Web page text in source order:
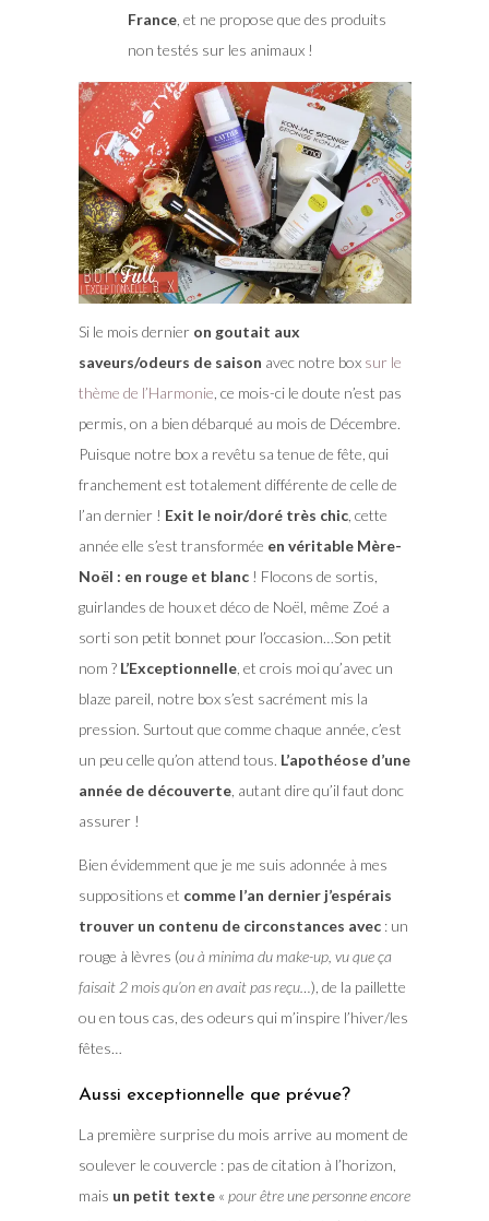
France, et ne propose que des produits
non testés sur les animaux !
Si le mois dernier on goutait aux
saveurs/odeurs de saison avec notre box sur le
thème de l’Harmonie , ce mois-ci le doute n’est pas
permis, on a bien débarqué au mois de Décembre.
Puisque notre box a revêtu sa tenue de fête, qui
franchement est totalement différente de celle de
l’an dernier ! Exit le noir/doré très chic, cette
année elle s’est transformée en véritable Mère-
Noël : en rouge et blanc! Flocons de sortis,
guirlandes de houx et déco de Noël, même Zoé a
sorti son petit bonnet pour l’occasion…Son petit
nom ? L’Exceptionnelle, et crois moi qu’avec un
blaze pareil, notre box s’est sacrément mis la
pression. Surtout que comme chaque année, c’est
un peu celle qu’on attend tous. L’apothéose d’une
année de découverte, autant dire qu’il faut donc
assurer !
Bien évidemment que je me suis adonnée à mes
suppositions et comme l’an dernier j’espérais
trouver un contenu de circonstances avec: un
rouge à lèvres (ou à minima du make-up, vu que ça
faisait 2 mois qu’on en avait pas reçu…), de la paillette
ou en tous cas, des odeurs qui m’inspire l’hiver/les
fêtes…
Aussi exceptionnelle que prévue?
La première surprise du mois arrive au moment de
soulever le couvercle : pas de citation à l’horizon,
mais un petit texte« pour être une personne encore